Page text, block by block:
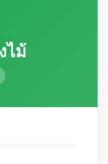
ไม้